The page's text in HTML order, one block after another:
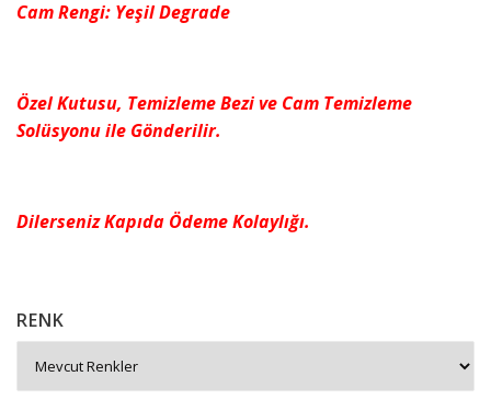
Cam Rengi: Yeşil Degrade
Özel Kutusu, Temizleme Bezi ve Cam Temizleme
Solüsyonu ile Gönderilir.
Dilerseniz Kapıda Ödeme Kolaylığı.
RENK